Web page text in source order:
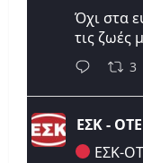
Όχι στα
τις ζωές
3
ΕΣΚ - ΟΤΕ
ΕΣΚ-